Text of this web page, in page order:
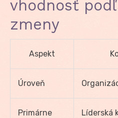
vhodnosť
zmeny
Aspekt
Úroveň
Primárne
Líderská